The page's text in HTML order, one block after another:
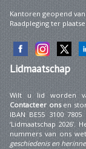
Kantoren geopend
Raadpleging ter
Lidmaatschap
Wilt u lid worden
Contacteer onsen
IBAN BE55 3100
‘Lidmaatschap
nummers van ons
geschiedenis en